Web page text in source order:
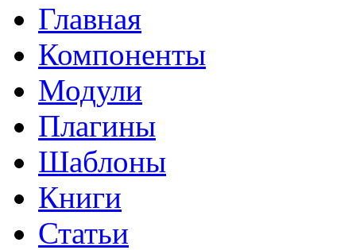
Главная
Компоненты
Модули
Плагины
Шаблоны
Книги
Статьи